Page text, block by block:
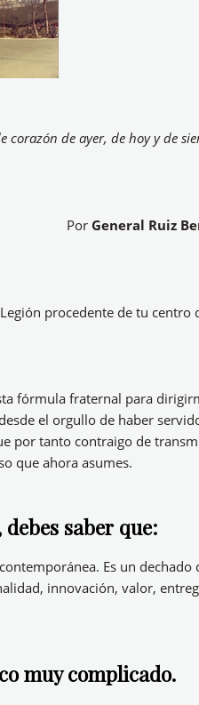
corazón de ayer, de hoy y de
Por General Ruiz
procedente de tu centro
fórmula fraternal para
el orgullo de haber
por tanto contraigo de
que ahora asumes.
saber que:
Es un dechado
innovación, valor,
muy complicado.